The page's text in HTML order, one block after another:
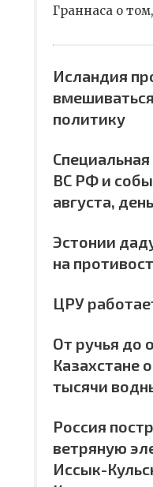
Граннаса о
Исландия
политику
ВС РФ и
августа, день
Эстонии
на
ЦРУ
От ручья до
Казахстане
тысячи
Россия
ветряную
Иссык-